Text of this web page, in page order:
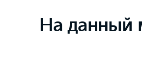
На данный